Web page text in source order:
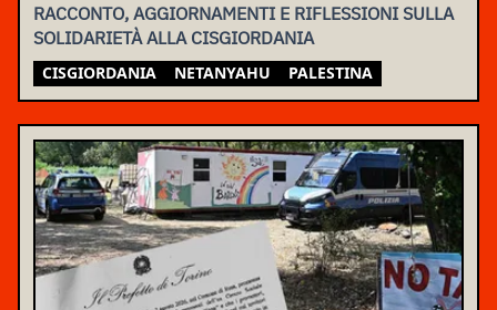
RACCONTO, AGGIORNAMENTI E RIFLESSIONI SULLA
SOLIDARIETÀ ALLA CISGIORDANIA
CISGIORDANIA NETANYAHU PALESTINA